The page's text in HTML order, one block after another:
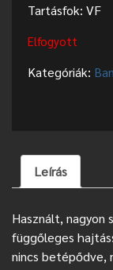
Tartásfok: VF
Elfogyott
Kategóriák:
Leírás
Használt, nagyon
függőleges
nincs betépődve,